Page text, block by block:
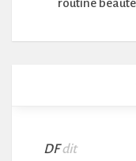
routine beauté
DF dit